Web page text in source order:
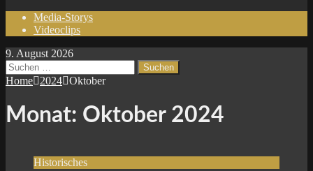
Media-Storys
Videoclips
9. August 2026
Suchen
nach:
Home 2024 Oktober
Monat: Oktober 2024
Historisches